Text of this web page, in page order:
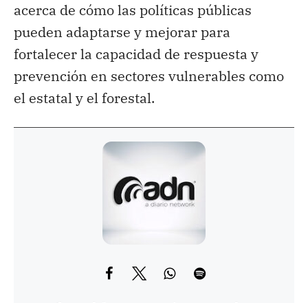
acerca de cómo las políticas públicas
pueden adaptarse y mejorar para
fortalecer la capacidad de respuesta y
prevención en sectores vulnerables como
el estatal y el forestal.